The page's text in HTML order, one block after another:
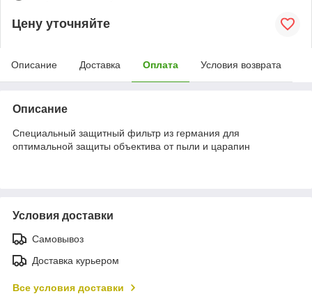
Цену уточняйте
Описание Доставка Оплата Условия возврата
Описание
Специальный защитный фильтр из германия для
оптимальной защиты объектива от пыли и царапин
Условия доставки
Самовывоз
Доставка курьером
Все условия доставки